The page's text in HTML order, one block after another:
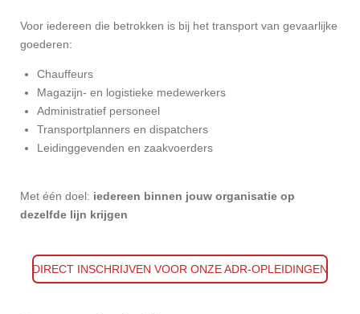
Voor iedereen die betrokken is bij het transport van gevaarlijke
goederen:
Chauffeurs
Magazijn- en logistieke medewerkers
Administratief personeel
Transportplanners en dispatchers
Leidinggevenden en zaakvoerders
Met één doel: iedereen binnen jouw organisatie op
dezelfde lijn krijgen
DIRECT INSCHRIJVEN VOOR ONZE ADR-OPLEIDINGEN